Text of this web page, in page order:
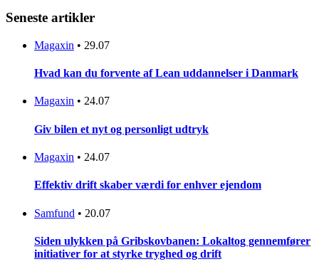
Seneste artikler
Magaxin • 29.07
Hvad kan du forvente af Lean uddannelser i Danmark
Magaxin • 24.07
Giv bilen et nyt og personligt udtryk
Magaxin • 24.07
Effektiv drift skaber værdi for enhver ejendom
Samfund • 20.07
Siden ulykken på Gribskovbanen: Lokaltog gennemfører
initiativer for at styrke tryghed og drift